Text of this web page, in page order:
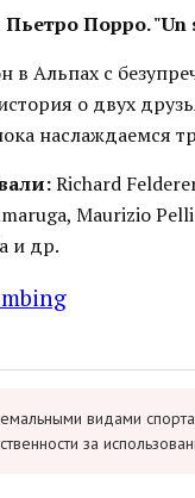
Порро. "Un
в Альпах с
о двух
наслаждаемся
Richard
Maurizio
и др.
видами
за